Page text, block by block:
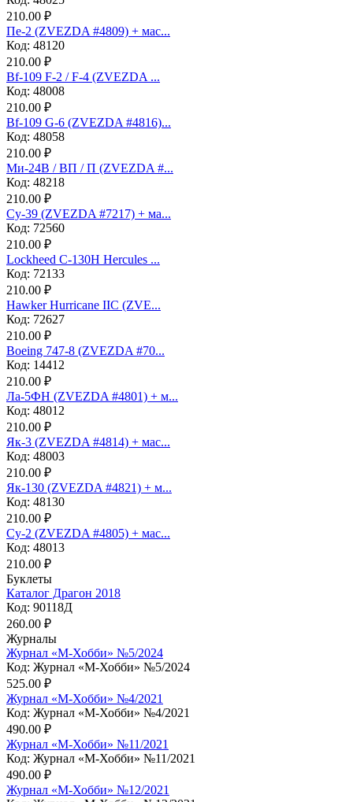
210.00 ₽
Пе-2 (ZVEZDA #4809) + мас...
Код: 48120
210.00 ₽
Bf-109 F-2 / F-4 (ZVEZDA ...
Код: 48008
210.00 ₽
Bf-109 G-6 (ZVEZDA #4816)...
Код: 48058
210.00 ₽
Ми-24В / ВП / П (ZVEZDA #...
Код: 48218
210.00 ₽
Су-39 (ZVEZDA #7217) + ма...
Код: 72560
210.00 ₽
Lockheed C-130H Hercules ...
Код: 72133
210.00 ₽
Hawker Hurricane IIC (ZVE...
Код: 72627
210.00 ₽
Boeing 747-8 (ZVEZDA #70...
Код: 14412
210.00 ₽
Ла-5ФН (ZVEZDA #4801) + м...
Код: 48012
210.00 ₽
Як-3 (ZVEZDA #4814) + мас...
Код: 48003
210.00 ₽
Як-130 (ZVEZDA #4821) + м...
Код: 48130
210.00 ₽
Су-2 (ZVEZDA #4805) + мас...
Код: 48013
210.00 ₽
Буклеты
Каталог Драгон 2018
Код: 90118Д
260.00 ₽
Журналы
Журнал «М-Хобби» №5/2024
Код: Журнал «М-Хобби» №5/2024
525.00 ₽
Журнал «М-Хобби» №4/2021
Код: Журнал «М-Хобби» №4/2021
490.00 ₽
Журнал «М-Хобби» №11/2021
Код: Журнал «М-Хобби» №11/2021
490.00 ₽
Журнал «М-Хобби» №12/2021